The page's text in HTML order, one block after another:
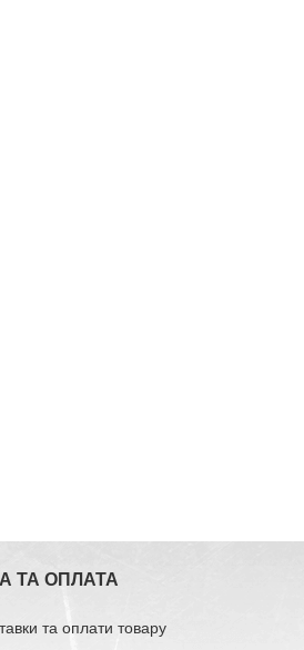
ТА ОПЛАТА
та оплати товару